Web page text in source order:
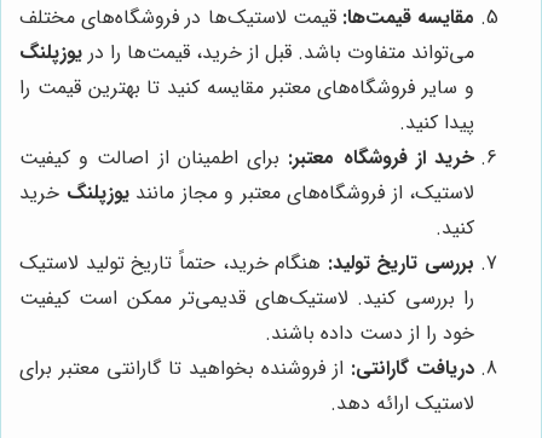
مقایسه قیمت‌ها: قیمت لاستیک‌ها در فروشگاه‌های مختلف
می‌تواند متفاوت باشد. قبل از خرید، قیمت‌ها را در یوزپلنگ
و سایر فروشگاه‌های معتبر مقایسه کنید تا بهترین قیمت را
پیدا کنید.
خرید از فروشگاه معتبر: برای اطمینان از اصالت و کیفیت
لاستیک، از فروشگاه‌های معتبر و مجاز مانندیوزپلنگ خرید
کنید.
بررسی تاریخ تولید: هنگام خرید، حتماً تاریخ تولید لاستیک
را بررسی کنید. لاستیک‌های قدیمی‌تر ممکن است کیفیت
خود را از دست داده باشند.
دریافت گارانتی: از فروشنده بخواهید تا گارانتی معتبر برای
لاستیک ارائه دهد.